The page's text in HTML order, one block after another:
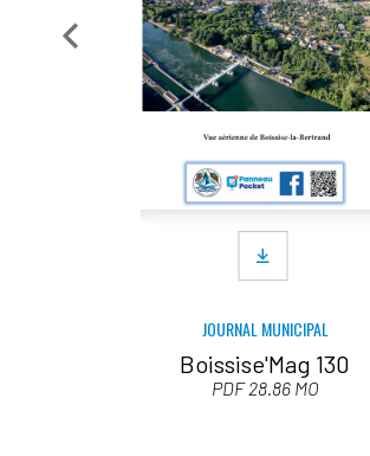
JOURNAL MUNICIPAL
Boissise'Mag 130
PDF 28.86 MO